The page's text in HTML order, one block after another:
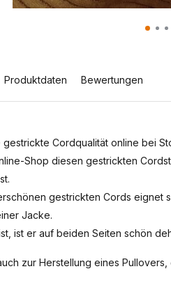
Produktdaten Bewertungen
Cordqualität online bei
Shop diesen gestrickten
gestrickten Cords eignet
Jacke.
ist er auf beiden Seiten schön
zur Herstellung eines